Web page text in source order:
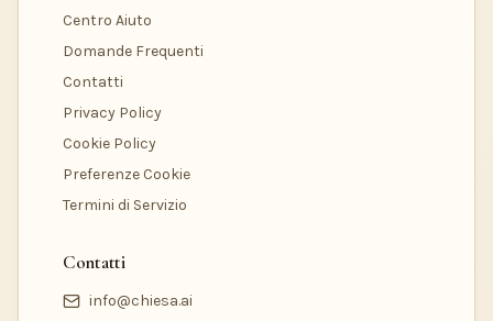
Centro Aiuto
Domande Frequenti
Contatti
Privacy Policy
Cookie Policy
Preferenze Cookie
Termini di Servizio
Contatti
info@chiesa.ai